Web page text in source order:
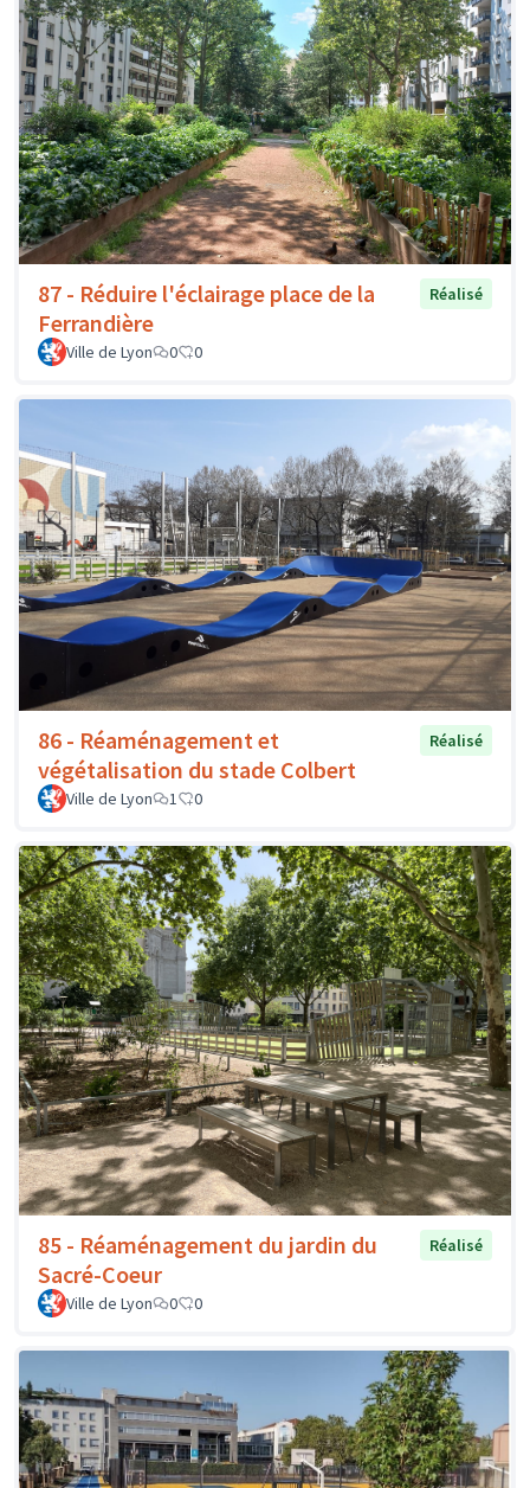
87 - Réduire l'éclairage place de la
Ferrandière
Réalisé
Ville de Lyon 0 0
86 - Réaménagement et
végétalisation du stade Colbert
Réalisé
Ville de Lyon 1 0
85 - Réaménagement du jardin du
Sacré-Coeur
Réalisé
Ville de Lyon 0 0